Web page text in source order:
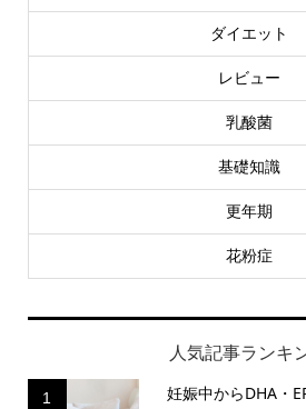
ダイエット
レビュー
乳酸菌
基礎知識
更年期
花粉症
人気記事ランキ
1
妊娠中からDHA・